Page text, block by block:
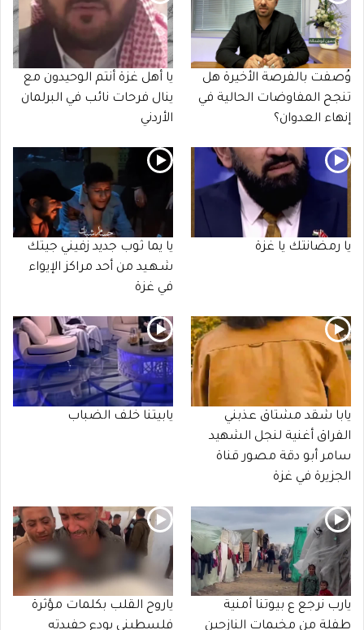
وُصفت بالفرصة الأخيرة هل
تنجح المفاوضات الحالية في
إنهاء العدوان؟
يا أهل غزة أنتم الوحيدون مع
ينال فرحات نائب في البرلمان
الأردني
يا رمضانتك يا غزة
يا يما ثوب جديد زفيني جيتك
شـهـيد من أحد مراكز الإيواء
في غزة
يابا شقد مشتاق عذبني
الفراق أغنية لنجل الشهيد
سامر أبو دقة مصور قناة
الجزيرة في غزة
يابيتنا خلف الضباب
يارب نرجع ع بيوتنا أمنية
طفلة من مخيمات النازحين
ياروح القلب بكلمات مؤثرة
فلسطيني يودع حفيدته